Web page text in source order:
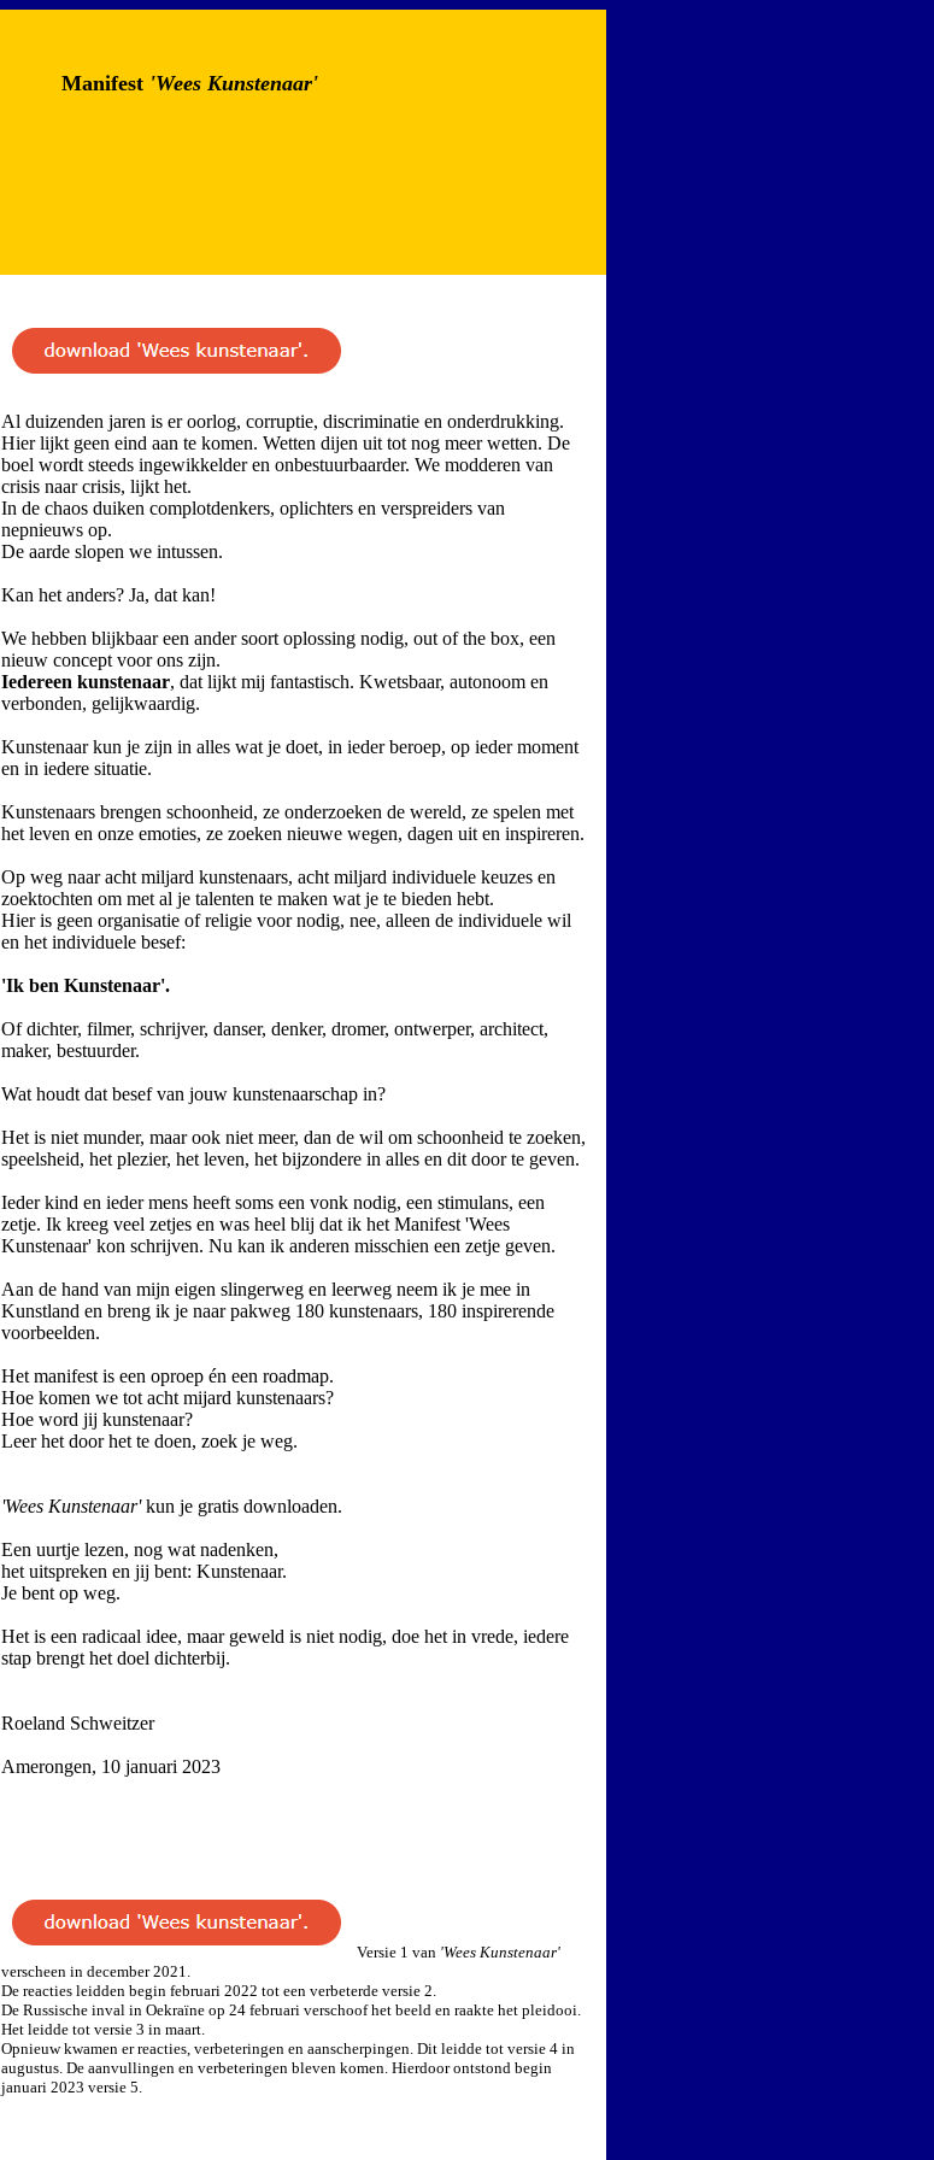
Manifest 'Wees Kunstenaar'
Al duizenden jaren is er oorlog, corruptie, discriminatie en onderdrukking.
Hier lijkt geen eind aan te komen. Wetten dijen uit tot nog meer wetten. De
boel wordt steeds ingewikkelder en onbestuurbaarder. We modderen van
crisis naar crisis, lijkt het.
In de chaos duiken complotdenkers, oplichters en verspreiders van
nepnieuws op.
De aarde slopen we intussen.
Kan het anders? Ja, dat kan!
We hebben blijkbaar een ander soort oplossing nodig, out of the box, een
nieuw concept voor ons zijn.
Iedereen kunstenaar, dat lijkt mij fantastisch. Kwetsbaar, autonoom en
verbonden, gelijkwaardig.
Kunstenaar kun je zijn in alles wat je doet, in ieder beroep, op ieder moment
en in iedere situatie.
Kunstenaars brengen schoonheid, ze onderzoeken de wereld, ze spelen met
het leven en onze emoties, ze zoeken nieuwe wegen, dagen uit en inspireren.
Op weg naar acht miljard kunstenaars, acht miljard individuele keuzes en
zoektochten om met al je talenten te maken wat je te bieden hebt.
Hier is geen organisatie of religie voor nodig, nee, alleen de individuele wil
en het individuele besef:
'Ik ben Kunstenaar'.
Of dichter, filmer, schrijver, danser, denker, dromer, ontwerper, architect,
maker, bestuurder.
Wat houdt dat besef van jouw kunstenaarschap in?
Het is niet munder, maar ook niet meer, dan de wil om schoonheid te zoeken,
speelsheid, het plezier, het leven, het bijzondere in alles en dit door te geven.
Ieder kind en ieder mens heeft soms een vonk nodig, een stimulans, een
zetje. Ik kreeg veel zetjes en was heel blij dat ik het Manifest 'Wees
Kunstenaar' kon schrijven. Nu kan ik anderen misschien een zetje geven.
Aan de hand van mijn eigen slingerweg en leerweg neem ik je mee in
Kunstland en breng ik je naar pakweg 180 kunstenaars, 180 inspirerende
voorbeelden.
Het manifest is een oproep én een roadmap.
Hoe komen we tot acht mijard kunstenaars?
Hoe word jij kunstenaar?
Leer het door het te doen, zoek je weg.
'Wees Kunstenaar'kun je gratis downloaden.
Een uurtje lezen, nog wat nadenken,
het uitspreken en jij bent: Kunstenaar.
Je bent op weg.
Het is een radicaal idee, maar geweld is niet nodig, doe het in vrede, iedere
stap brengt het doel dichterbij.
Roeland Schweitzer
Amerongen, 10 januari 2023
Versie 1 van 'Wees Kunstenaar'
verscheen in december 2021.
De reacties leidden begin februari 2022 tot een verbeterde versie 2.
De Russische inval in Oekraïne op 24 februari verschoof het beeld en raakte het pleidooi.
Het leidde tot versie 3 in maart.
Opnieuw kwamen er reacties, verbeteringen en aanscherpingen. Dit leidde tot versie 4 in
augustus. De aanvullingen en verbeteringen bleven komen. Hierdoor ontstond begin
januari 2023 versie 5.